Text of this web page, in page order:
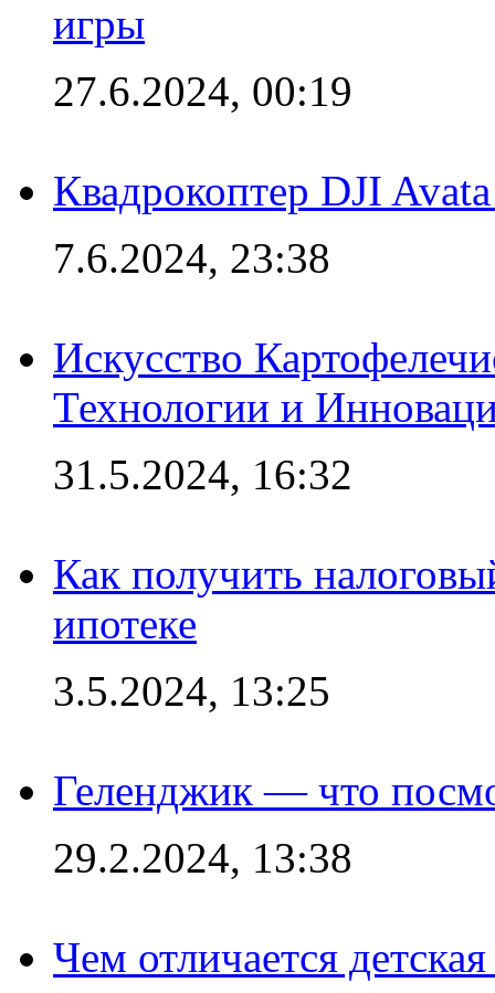
игры
27.6.2024, 00:19
Квадрокоптер DJI
7.6.2024, 23:38
Искусство
Технологии и
31.5.2024, 16:32
Как получить
ипотеке
3.5.2024, 13:25
Геленджик — что
29.2.2024, 13:38
Чем отличается